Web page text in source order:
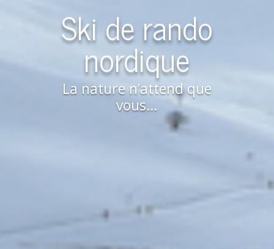
Ski de rando
nordique
La nature n’attend que
vous…